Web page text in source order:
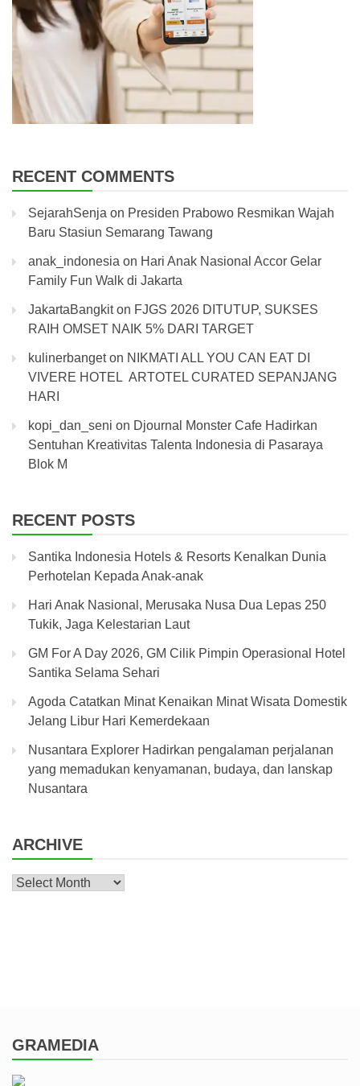
RECENT COMMENTS
SejarahSenja on Presiden Prabowo Resmikan Wajah
Baru Stasiun Semarang Tawang
anak_indonesia on Hari Anak Nasional Accor Gelar
Family Fun Walk di Jakarta
JakartaBangkiton FJGS 2026 DITUTUP, SUKSES
RAIH OMSET NAIK 5% DARI TARGET
kulinerbangeton NIKMATI ALL YOU CAN EAT DI
VIVERE HOTEL ARTOTEL CURATED SEPANJANG
HARI
kopi_dan_seni on Djournal Monster Cafe Hadirkan
Sentuhan Kreativitas Talenta Indonesia di Pasaraya
Blok M
RECENT POSTS
Santika Indonesia Hotels & Resorts Kenalkan Dunia
Perhotelan Kepada Anak-anak
Hari Anak Nasional, Merusaka Nusa Dua Lepas 250
Tukik, Jaga Kelestarian Laut
GM For A Day 2026, GM Cilik Pimpin Operasional Hotel
Santika Selama Sehari
Agoda Catatkan Minat Kenaikan Minat Wisata Domestik
Jelang Libur Hari Kemerdekaan
Nusantara Explorer Hadirkan pengalaman perjalanan
yang memadukan kenyamanan, budaya, dan lanskap
Nusantara
ARCHIVE
Archive
GRAMEDIA